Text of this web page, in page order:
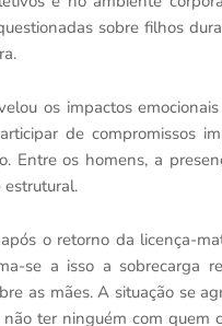
sobre filhos
os impactos
de compromissos
Entre os homens, a
o retorno da licença-
se a isso a sobrecarga
as mães. A situação se
ter ninguém com quem